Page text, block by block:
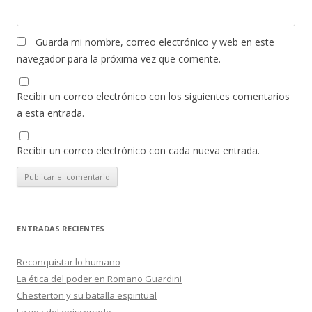
Guarda mi nombre, correo electrónico y web en este
navegador para la próxima vez que comente.
Recibir un correo electrónico con los siguientes comentarios
a esta entrada.
Recibir un correo electrónico con cada nueva entrada.
ENTRADAS RECIENTES
Reconquistar lo humano
La ética del poder en Romano Guardini
Chesterton y su batalla espiritual